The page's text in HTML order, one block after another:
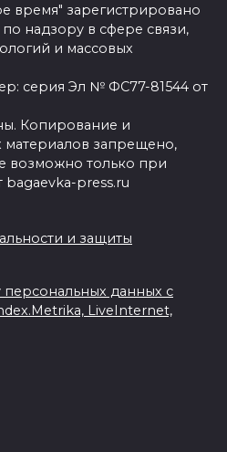
время" зарегистрировано
надзору в сфере связи,
и массовых
серия Эл № ФС77-81544 от
Копирование и
материалов запрещено,
возможно только при
bagaevka-press.ru
и защиты
персональных данных с
LiveInternet,